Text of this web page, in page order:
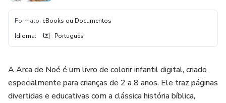
Formato: eBooks ou Documentos
Idioma: Português
A Arca de Noé é um livro de colorir infantil digital, criado
especialmente para crianças de 2 a 8 anos. Ele traz páginas
divertidas e educativas com a clássica história bíblica,